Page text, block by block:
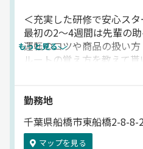
1日約20件
＜積み降ろし方法＞
配送品目により
▼▼ POINT ▼▼
━━━━━━━━━
＜充実した研修で安心スタ
最初の2～4週間は先輩の
運転のコツや商品の扱い方
ルートの覚え方を教えて貰
安心して始められる環境で
もっと見る
勤務地
千葉県船橋市東船橋2-8-8-
マップを見る